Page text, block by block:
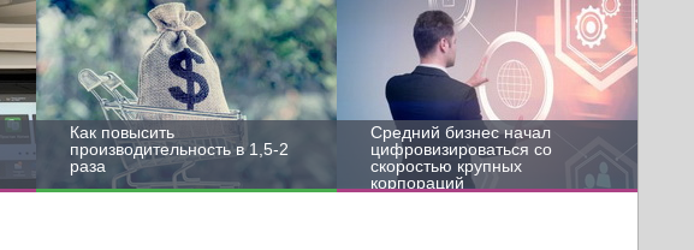
Как повысить
производительность в 1,5-2
раза
Средний бизнес начал
цифровизироваться со
скоростью крупных
корпораций